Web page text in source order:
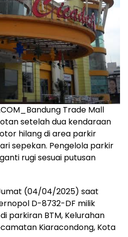
Trade Mall
setelah dua kendaraan
hilang di area parkir
sepekan. Pengelola parkir
rugi sesuai putusan
(04/04/2025) saat
D-8732-DF milik
parkiran BTM, Kelurahan
Kiaracondong, Kota